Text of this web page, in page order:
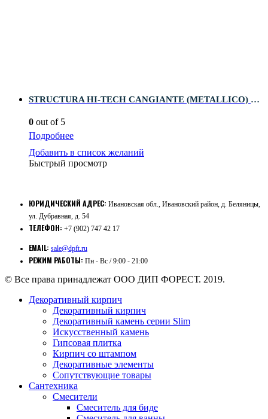
STRUCTURA HI-TECH CANGIANTE (METALLICO) 0,75 л
0 out of 5
Подробнее
Добавить в список желаний
Быстрый просмотр
ЮРИДИЧЕСКИЙ АДРЕС: Ивановская обл., Ивановский район, д. Беляницы,
ул. Дубравная, д. 54
ТЕЛЕФОН: +7 (902) 747 42 17
EMAIL: sale@dpft.ru
РЕЖИМ РАБОТЫ: Пн - Вс / 9:00 - 21:00
© Все права принадлежат ООО ДИП ФОРЕСТ. 2019.
Декоративный кирпич
Декоративный кирпич
Декоративный камень серии Slim
Искусственный камень
Гипсовая плитка
Кирпич со штампом
Декоративные элементы
Сопутствующие товары
Сантехника
Смесители
Смеситель для биде